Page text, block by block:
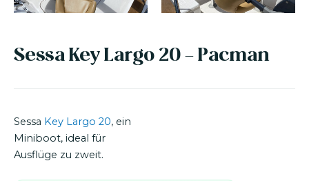
Sessa Key Largo 20 - Pacman
Sessa Key Largo 20, ein
Miniboot, ideal für
Ausflüge zu zweit.